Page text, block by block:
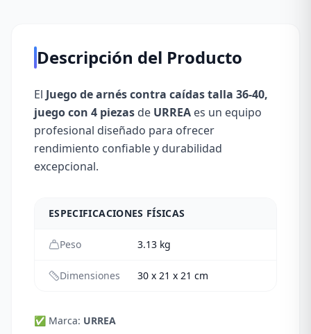
Descripción del Producto
El Juego de arnés contra caídas talla 36-40,
juego con 4 piezas de URREA es un equipo
profesional diseñado para ofrecer
rendimiento confiable y durabilidad
excepcional.
ESPECIFICACIONES FÍSICAS
Peso 3.13 kg
Dimensiones 30 x 21 x 21 cm
✅ Marca: URREA